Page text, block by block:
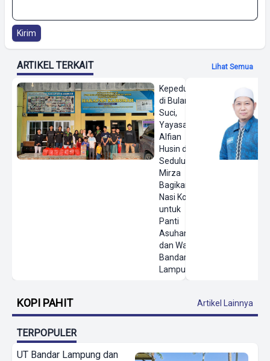
Kirim
ARTIKEL TERKAIT Lihat Semua
Kepedulian
di Bulan
Suci,
Yayasan
Alfian
Husin dan
Sedulur
Mirza
Bagikan
Nasi Kotak
untuk
Panti
Asuhan
dan Warga
Bandar
Lampung
KOPI PAHIT Artikel Lainnya
TERPOPULER
UT Bandar Lampung dan